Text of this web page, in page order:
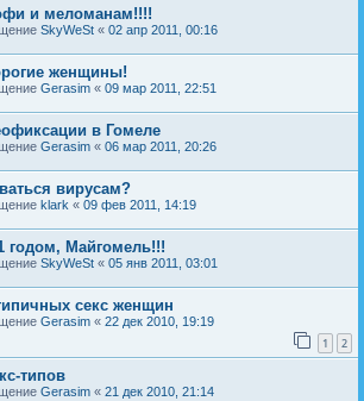
и меломанам!!!!
SkyWeSt « 02 апр 2011, 00:16
женщины!
Gerasim « 09 мар 2011, 22:51
в Гомеле
Gerasim « 06 мар 2011, 20:26
вирусам?
klark « 09 фев 2011, 14:19
годом, Майгомель!!!
SkyWeSt « 05 янв 2011, 03:01
секс женщин
Gerasim « 22 дек 2010, 19:19
1 2
типов
Gerasim « 21 дек 2010, 21:14